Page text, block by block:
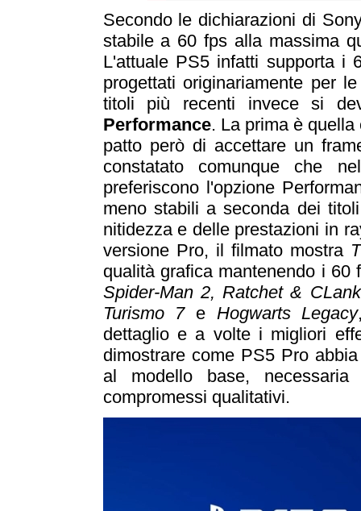
Secondo le dichiarazioni di
stabile a 60 fps alla massima
L'attuale PS5 infatti supporta i
progettati originariamente per
titoli più recenti invece si
Performance. La prima è
patto però di accettare un
constatato comunque che
preferiscono l'opzione
meno stabili a seconda dei
nitidezza e delle prestazioni in
versione Pro, il filmato mostra
qualità grafica mantenendo i
Spider-Man 2, Ratchet &
Turismo 7e Hogwarts Legacy
dettaglio e a volte i migliori
dimostrare come PS5 Pro
al modello base,
compromessi qualitativi.